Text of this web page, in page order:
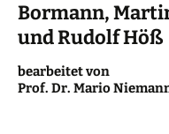
Bormann,
und Rudolf Höß
bearbei­tet von
Prof. Dr. Mario